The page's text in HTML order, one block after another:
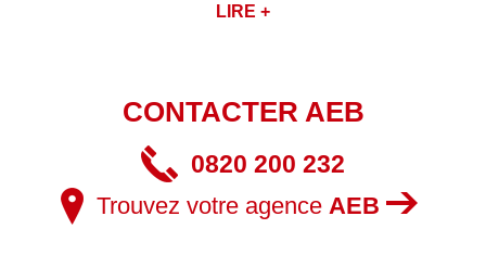
LIRE +
CONTACTER AEB
0820 200 232
Trouvez votre agence AEB